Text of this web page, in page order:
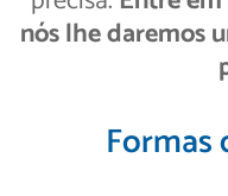
nós lhe daremos
Formas